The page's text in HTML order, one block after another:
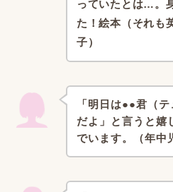
っていたとは…。
た！絵本（それも
子）
「明日は●●君（
だよ」
と言うと嬉
でいます。（年中